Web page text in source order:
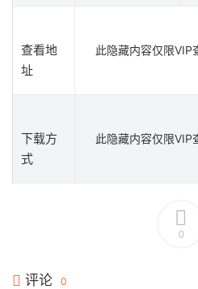
查看地
址
此隐藏内容仅限VIP
下载方
式
此隐藏内容仅限VIP
0
评论 0